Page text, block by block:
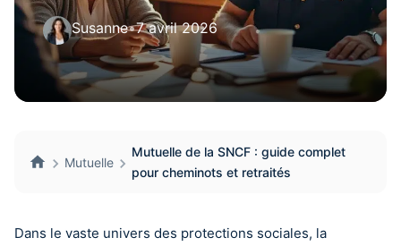
Susanne•7 avril 2026
Mutuelle
Mutuelle de la SNCF : guide complet
pour cheminots et retraités
Dans le vaste univers des protections sociales, la